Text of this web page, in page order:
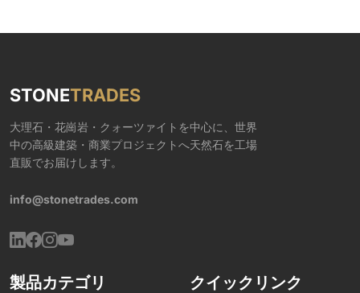
STONETRADES
大理石・花崗岩・クォーツァイトを中心に、世界
中の高級建築・商業プロジェクトへ天然石を工場
直販でお届けします。
info@stonetrades.com
製品カテゴリ クイックリンク